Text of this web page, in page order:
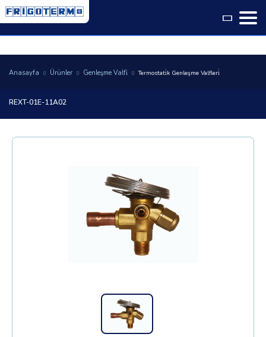
Language
Anasayfa Ürünler Genleşme Valfi̇ Termostati̇k Genleşme Valfleri̇
REXT-01E-11A02